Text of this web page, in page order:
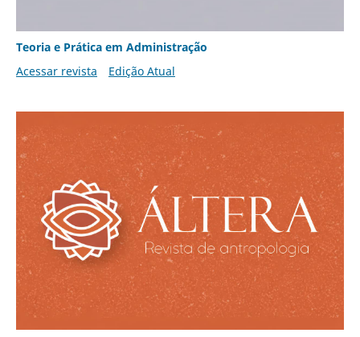
Teoria e Prática em Administração
Acessar revista
Edição Atual